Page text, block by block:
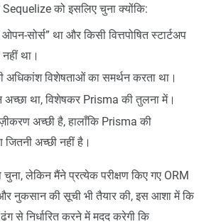
को इसलिए चुना क्योंकि:
सोर्स” था और किसी वित्तपोषित स्टार्टअप
नहीं था।
अधिकांश विशेषताओं का समर्थन करता था।
अच्छा था, विशेषकर Prisma की तुलना में।
अच्छी है, हालाँकि Prisma की
अच्छी नहीं है।
लेकिन मैंने प्रत्येक परीक्षण किए गए ORM
नुकसान की सूची भी तैयार की, इस आशा में कि
से निर्धारित करने में मदद करेगी कि